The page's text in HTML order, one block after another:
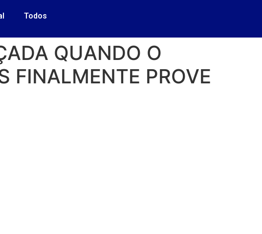
Todos
QUANDO O
FINALMENTE PROVE